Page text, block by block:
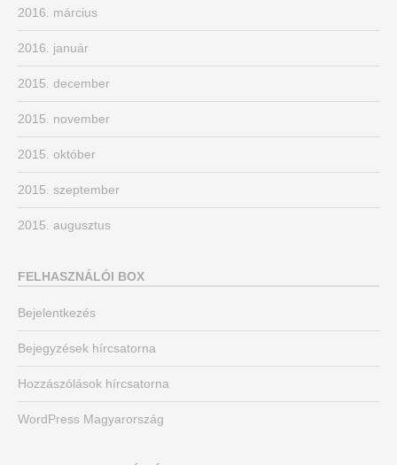
2016. március
2016. január
2015. december
2015. november
2015. október
2015. szeptember
2015. augusztus
FELHASZNÁLÓI BOX
Bejelentkezés
Bejegyzések hírcsatorna
Hozzászólások hírcsatorna
WordPress Magyarország